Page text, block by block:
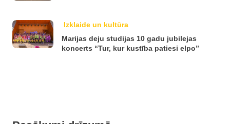
Izklaide un kultūra
Marijas deju studijas 10 gadu jubilejas
koncerts “Tur, kur kustība patiesi elpo”